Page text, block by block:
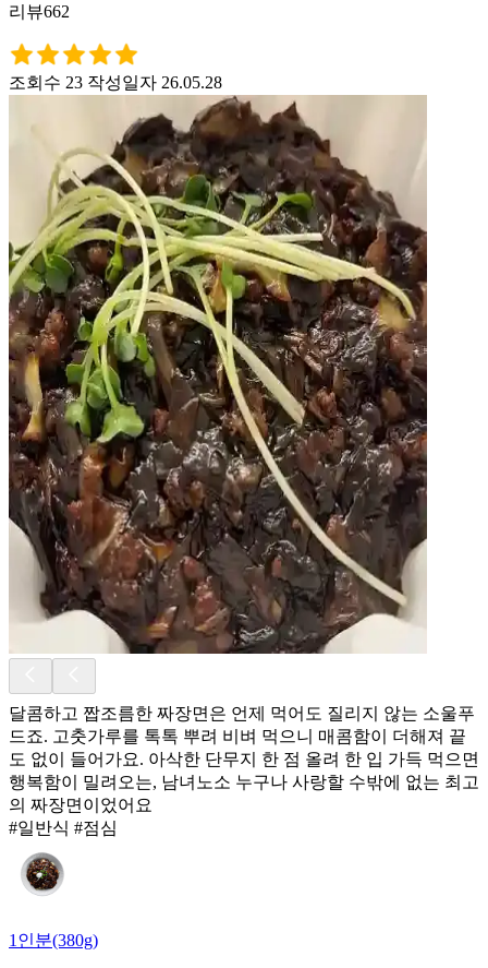
리뷰662
조회수 23 작성일자 26.05.28
달콤하고 짭조름한 짜장면은 언제 먹어도 질리지 않는 소울푸
드죠. 고춧가루를 톡톡 뿌려 비벼 먹으니 매콤함이 더해져 끝
도 없이 들어가요. 아삭한 단무지 한 점 올려 한 입 가득 먹으면
행복함이 밀려오는, 남녀노소 누구나 사랑할 수밖에 없는 최고
의 짜장면이었어요
#일반식 #점심
1인분(380g)